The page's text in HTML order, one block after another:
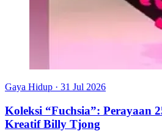
Gaya Hidup · 31 Jul 2026
Koleksi “Fuchsia”: Perayaan
Kreatif Billy Tjong